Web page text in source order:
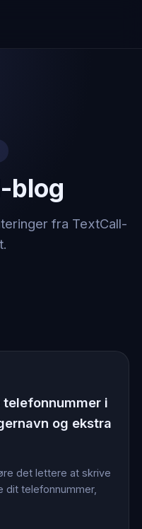
blog
fra TextCall-
i
og ekstra
det lettere at skrive
dit telefonnummer,